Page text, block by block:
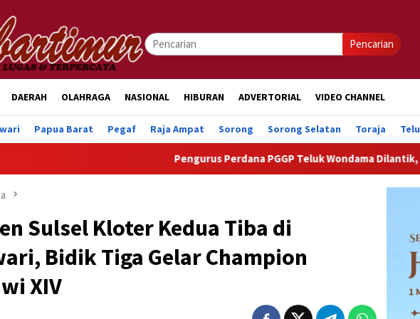
Pencarian
DAERAH OLAHRAGA NASIONAL HIBURAN ADVERTORIAL VIDEO CHANNEL
Papua Barat Pegaf Raja Ampat Sorong Sorong Selatan Toraja
Pengurus Perdana PGGP Teluk Wondama Dilantik, Dorong
Sulsel Kloter Kedua Tiba di
Bidik Tiga Gelar Champion
XIV